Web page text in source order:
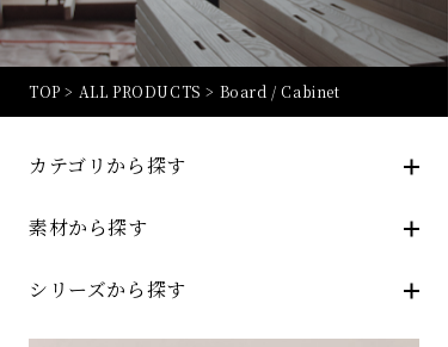
TOP > ALL PRODUCTS > Board / Cabinet
カテゴリから探す
素材から探す
シリーズから探す